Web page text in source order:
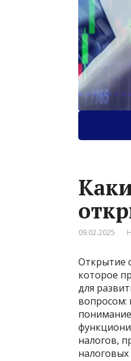
09.02.2025
Открытие
которое
для
вопросом:
налогов,